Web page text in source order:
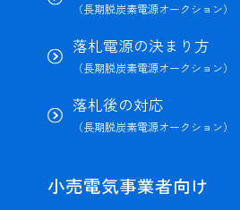
（長期脱炭素電源オークション）
落札電源の決まり方
（長期脱炭素電源オークション）
落札後の対応
（長期脱炭素電源オークション）
小売電気事業者向け